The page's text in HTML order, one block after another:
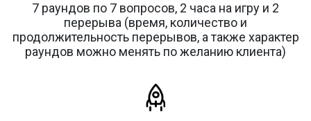
7 раундов по 7 вопросов, 2 часа на игру и 2
перерыва (время, количество и
продолжительность перерывов, а также характер
раундов можно менять по желанию клиента)